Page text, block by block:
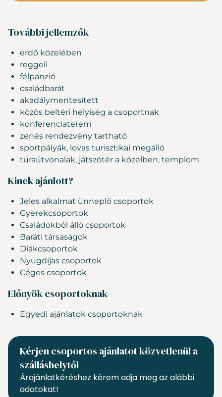
További jellemzők
erdő közelében
reggeli
félpanzió
családbarát
akadálymentesített
közös beltéri helyiség a csoportnak
konferenciaterem
zenés rendezvény tartható
sportpályák, lovas turisztikai megálló
túraútvonalak, játszótér a közelben, templom
Kinek ajánlott?
Jeles alkalmat ünneplő csoportok
Gyerekcsoportok
Családokból álló csoportok
Baráti társaságok
Diákcsoportok
Nyugdíjas csoportok
Céges csoportok
Előnyök csoportoknak
Egyedi ajánlatok csoportoknak
Kérjen csoportos ajánlatot közvetlenül a
szálláshelytől
Árajánlatkéréshez kérem adja meg az alábbi
adatokat!